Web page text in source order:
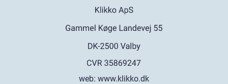
web: www.klikko.dk